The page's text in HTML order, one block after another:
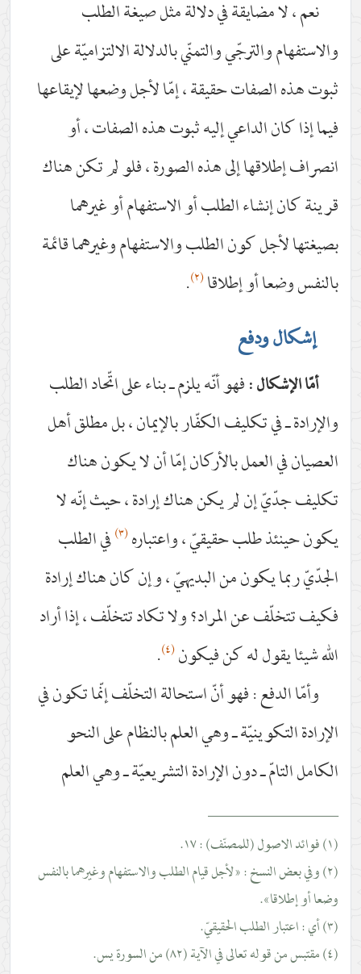
نعم ، لا مضايقة في دلالة مثل صيغة الطلب
والاستفهام والترجّي والتمنّي بالدلالة الالتزاميّة على
ثبوت هذه الصفات حقيقة ، إمّا لأجل وضعها لإيقاعها
فيما إذا كان الداعي إليه ثبوت هذه الصفات ، أو
انصراف إطلاقها إلى هذه الصورة ، فلو لم تكن هناك
قرينة كان إنشاء الطلب أو الاستفهام أو غيرهما
بصيغتها لأجل كون الطلب والاستفهام وغيرهما قائمة
بالنفس وضعا أو إطلاقا(٢) .
إشكال ودفع
أمّا الإشكال :فهو أنّه يلزم ـ بناء على اتّحاد الطلب
والإرادة ـ في تكليف الكفّار بالإيمان ، بل مطلق أهل
العصيان في العمل بالأركان إمّا أن لا يكون هناك
تكليف جدّيّ إن لم يكن هناك إرادة ، حيث إنّه لا
يكون حينئذ طلب حقيقيّ ، واعتباره(٣) في الطلب
الجدّيّ ربما يكون من البديهيّ ، وإن كان هناك إرادة
فكيف تتخلّف عن المراد؟ ولا تكاد تتخلّف ، إذا أراد
الله شيئا يقول له كن فيكون(٤) .
وأمّا الدفع : فهو أنّ استحالة التخلّف إنّما تكون في
الإرادة التكوينيّة ـ وهي العلم بالنظام على النحو
الكامل التامّ ـ دون الإرادة التشريعيّة ـ وهي العلم
__________________
(١) فوائد الاصول (للمصنّف) : ١٧.
(٢) وفي بعض النسخ : «لأجل قيام الطلب والاستفهام وغيرهما بالنفس
وضعا أو إطلاقا».
(٣) أي : اعتبار الطلب الحقيقيّ.
(٤) مقتبس من قوله تعالى في الآية (٨٢) من السورة يس.